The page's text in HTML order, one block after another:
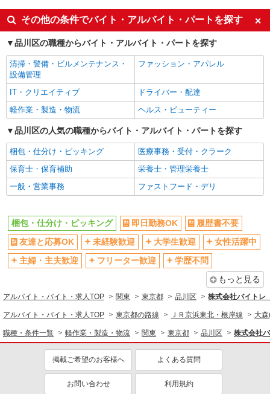
アルバイト パート
株式会社バイトレ（ADM816216）
【接客なし】静かな職場で集中◎検品・箱詰め
スタッフ
キープ 詳細を見る
アルバイト パート
株式会社バイトレ（ADM816101）
【平日のみ・短時間】詰めるだけの簡単作業
時給1388円（就業先により異なる）
東京都品川区
キープ 詳細を見る
同じ特徴から大森(東京)駅の求人を探す
即日勤務OK
履歴書不要
友達と応募OK
未経験歓迎
大学生歓迎
主婦・主夫歓迎
フリーター歓迎
学歴不問
ブランクOK
ミドル（40代～）活躍中
日払い
週払い
単発（1日のみ）
短期（1週間以内）
短期（1ヶ月以内）
短期（3ヶ月以内）
週1日勤務OK
週2～3日勤務OK
短時間勤務（1日4h以内）OK
土日祝のみ勤務OK
朝
昼
夕方
夜
深夜
禁煙・分煙
扶養内勤務OK
副業・WワークOK
社会保険あり
高収入・高額
同じ職種から求人を探す
軽作業・製造・物流
その他の条件でバイト・アルバイト・パートを探す
品川区の職種からバイト・アルバイト・パートを探す
清掃・警備・ビルメンテナンス・
設備管理
ファッション・アパレル
IT・クリエイティブ
ドライバー・配達
軽作業・製造・物流
ヘルス・ビューティー
品川区の人気の職種からバイト・アルバイト・パートを探す
梱包・仕分け・ピッキング
医療事務・受付・クラーク
保育士・保育補助
栄養士・管理栄養士
一般・営業事務
ファストフード・デリ
梱包・仕分け・ピッキング 即日勤務OK
履歴書不要
友達と応募OK
未経験歓迎 大学生歓迎
女性活躍中
主婦・主夫歓迎
フリーター歓迎
学歴不問
もっと見る
アルバイト・バイト・求人TOP 関東 東京都 品川区 株式会社バイトレ
アルバイト・バイト・求人TOP 東京都の路線 ＪＲ京浜東北・根岸線 大
職種・条件一覧 軽作業・製造・物流 関東 東京都 品川区 株式会社
掲載ご希望のお客様へ よくある質問
お問い合わせ 利用規約